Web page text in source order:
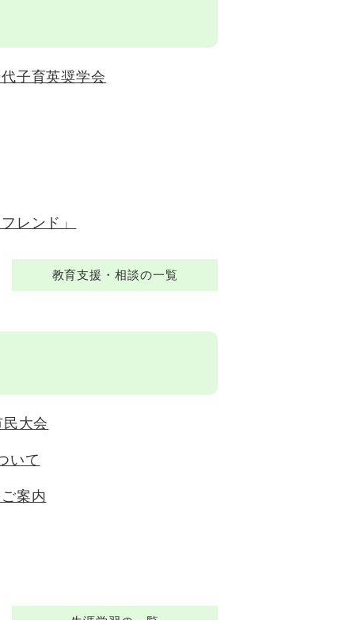
子育英奨学会
レンド」
教育支援・相談の一覧
大会
いて
案内